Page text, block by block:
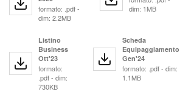
formato: .pdf -
dim: 2.2MB
dim: 1MB
Listino
Business
Ott'23
formato:
.pdf - dim:
730KB
Scheda
Equipaggiamento
Gen'24
formato: .pdf - dim:
1.1MB